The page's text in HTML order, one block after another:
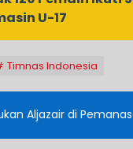
U-17
Timnas Indonesia
Aljazair di